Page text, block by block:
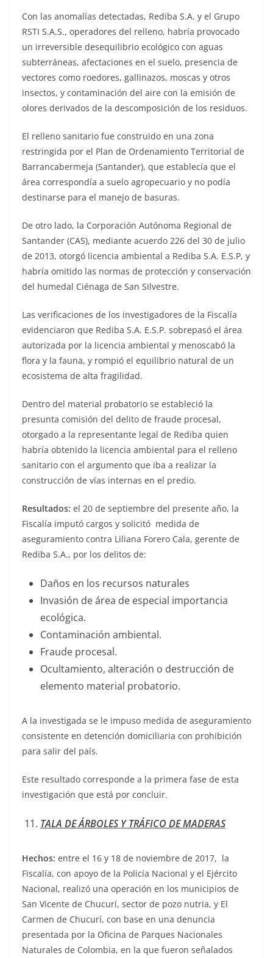
Con las anomalías detectadas, Rediba S.A. y el Grupo
RSTI S.A.S., operadores del relleno, habría provocado
un irreversible desequilibrio ecológico con aguas
subterráneas, afectaciones en el suelo, presencia de
vectores como roedores, gallinazos, moscas y otros
insectos, y contaminación del aire con la emisión de
olores derivados de la descomposición de los residuos.
El relleno sanitario fue construido en una zona
restringida por el Plan de Ordenamiento Territorial de
Barrancabermeja (Santander), que establecía que el
área correspondía a suelo agropecuario y no podía
destinarse para el manejo de basuras.
De otro lado, la Corporación Autónoma Regional de
Santander (CAS), mediante acuerdo 226 del 30 de julio
de 2013, otorgó licencia ambiental a Rediba S.A. E.S.P, y
habría omitido las normas de protección y conservación
del humedal Ciénaga de San Silvestre.
Las verificaciones de los investigadores de la Fiscalía
evidenciaron que Rediba S.A. E.S.P. sobrepasó el área
autorizada por la licencia ambiental y menoscabó la
flora y la fauna, y rompió el equilibrio natural de un
ecosistema de alta fragilidad.
Dentro del material probatorio se estableció la
presunta comisión del delito de fraude procesal,
otorgado a la representante legal de Rediba quien
habría obtenido la licencia ambiental para el relleno
sanitario con el argumento que iba a realizar la
construcción de vías internas en el predio.
Resultados: el 20 de septiembre del presente año, la
Fiscalía imputó cargos y solicitó medida de
aseguramiento contra Liliana Forero Cala, gerente de
Rediba S.A., por los delitos de:
Daños en los recursos naturales
Invasión de área de especial importancia
ecológica.
Contaminación ambiental.
Fraude procesal.
Ocultamiento, alteración o destrucción de
elemento material probatorio.
A la investigada se le impuso medida de aseguramiento
consistente en detención domiciliaria con prohibición
para salir del país.
Este resultado corresponde a la primera fase de esta
investigación que está por concluir.
TALA DE ÁRBOLES Y TRÁFICO DE MADERAS
Hechos: entre el 16 y 18 de noviembre de 2017, la
Fiscalía, con apoyo de la Policía Nacional y el Ejército
Nacional, realizó una operación en los municipios de
San Vicente de Chucurí, sector de pozo nutria, y El
Carmen de Chucurí, con base en una denuncia
presentada por la Oficina de Parques Nacionales
Naturales de Colombia, en la que fueron señalados